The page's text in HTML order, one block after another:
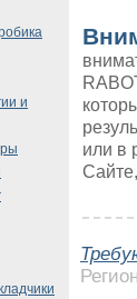
или в
и